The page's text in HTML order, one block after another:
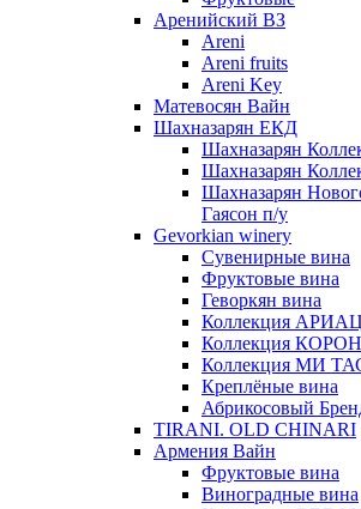
Аренийский ВЗ
Areni
Areni fruits
Areni Key
Матевосян Вайн
Шахназарян ЕКД
Шахназарян
Шахназарян
Шахназарян
Гаясон п/у
Gevorkian winery
Сувенирные вина
Фруктовые вина
Геворкян вина
Коллекция
Коллекция
Коллекция МИ
Креплёные вина
Абрикосовый
TIRANI. OLD CHINARI
Армения Вайн
Фруктовые вина
Виноградные вина